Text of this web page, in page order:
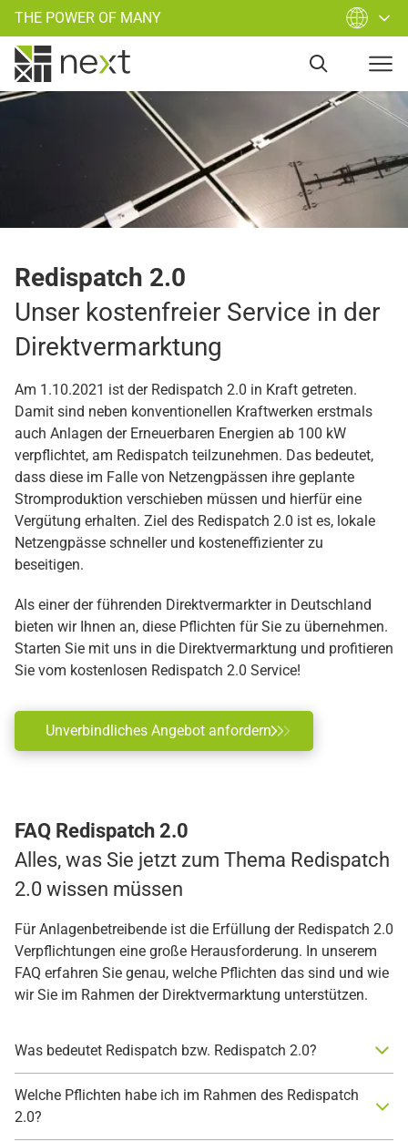
THE POWER OF MANY
Redispatch 2.0
Unser kos­ten­frei­er Service in der
Direkt­vermarktung
Am 1.10.2021 ist der Redispatch 2.0 in Kraft getreten.
Damit sind neben konventionellen Kraftwerken erstmals
auch Anlagen der Erneuerbaren Energien ab 100 kW
verpflichtet, am Redispatch teilzunehmen. Das bedeutet,
dass diese im Falle von Netzengpässen ihre geplante
Stromproduktion verschieben müssen und hierfür eine
Vergütung erhalten. Ziel des Redispatch 2.0 ist es, lokale
Netzengpässe schneller und kosteneffizienter zu
beseitigen.
Als einer der führenden Direktvermarkter in Deutschland
bieten wir Ihnen an, diese Pflichten für Sie zu übernehmen.
Starten Sie mit uns in die Direktvermarktung und profitieren
Sie vom kostenlosen Redispatch 2.0 Service!
Unverbindliches Angebot anfordern
FAQ Redispatch 2.0
Alles, was Sie jetzt zum Thema Redispatch
2.0 wissen müssen
Für Anlagenbetreibende ist die Erfüllung der Redispatch 2.0
Verpflichtungen eine große Herausforderung. In unserem
FAQ erfahren Sie genau, welche Pflichten das sind und wie
wir Sie im Rahmen der Direktvermarktung unterstützen.
Was bedeutet Redispatch bzw. Redispatch 2.0?
Welche Pflichten habe ich im Rahmen des Redispatch
2.0?